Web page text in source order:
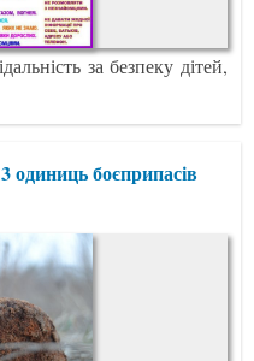
за безпеку дітей,
боєприпасів